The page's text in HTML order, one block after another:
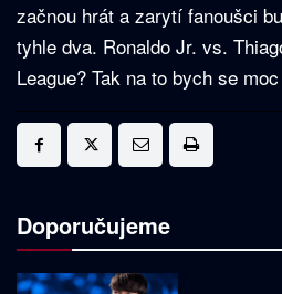
začnou hrát a zarytí fanoušci
tyhle dva. Ronaldo Jr. vs.
League? Tak na to bych se
Doporučujeme